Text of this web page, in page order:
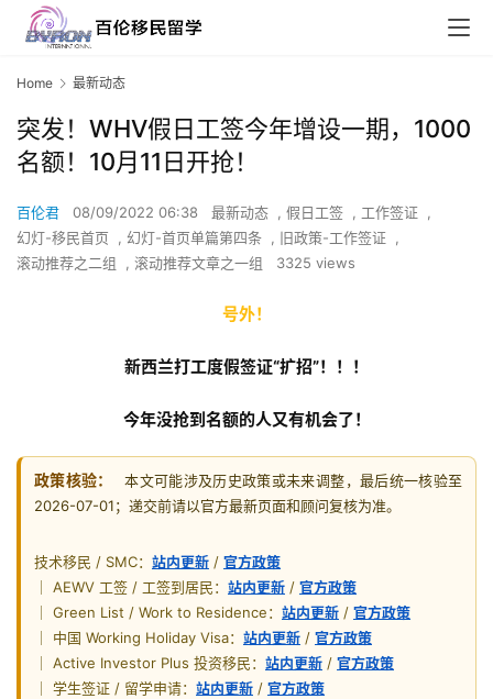
Home 最新动态
突发！WHV假日工签今年增设一期，1000
名额！10月11日开抢！
百伦君 08/09/2022 06:38 最新动态 , 假日工签 , 工作签证 ,
幻灯-移民首页
, 幻灯-首页单篇第四条 , 旧政策-工作签证 ,
滚动推荐之二组
, 滚动推荐文章之一组 3325 views
号外！
新西兰打工度假签证“扩招”！！！
今年没抢到名额的人又有机会了！
政策核验：
本文可能涉及历史政策或未来调整，最后统一核验至
2026-07-01；递交前请以官方最新页面和顾问复核为准。
技术移民 / SMC： 站内更新 / 官方政策
｜ AEWV 工签 / 工签到居民： 站内更新 / 官方政策
｜ Green List / Work to Residence： 站内更新 / 官方政策
｜ 中国 Working Holiday Visa： 站内更新 / 官方政策
｜ Active Investor Plus 投资移民： 站内更新 / 官方政策
｜ 学生签证 / 留学申请： 站内更新 / 官方政策